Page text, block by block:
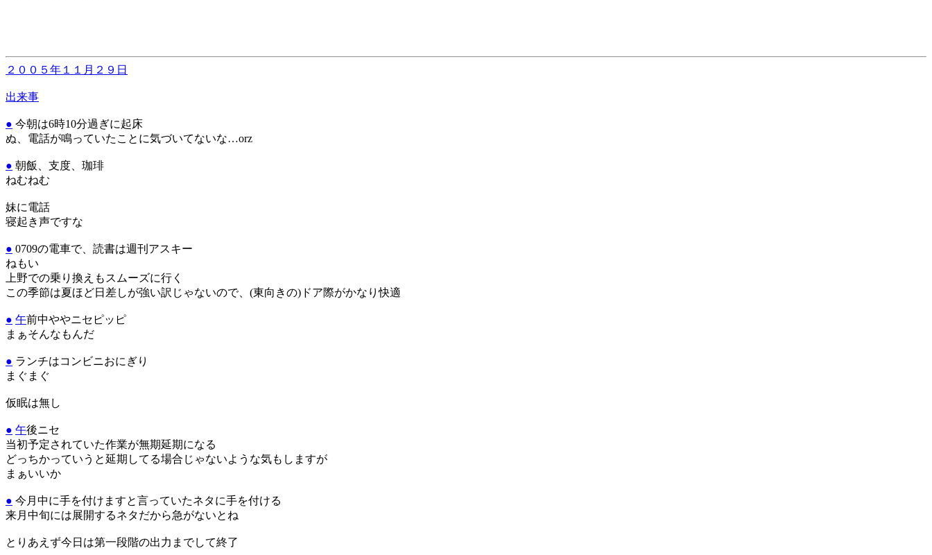
２００５年１１月２９日
出来事
● 今朝は6時10分過ぎに起床
ぬ、電話が鳴っていたことに気づいてないな…orz
● 朝飯、支度、珈琲
ねむねむ
妹に電話
寝起き声ですな
● 0709の電車で、読書は週刊アスキー
ねもい
上野での乗り換えもスムーズに行く
この季節は夏ほど日差しが強い訳じゃないので、(東向きの)ドア際がかなり快適
● 午前中ややニセピッピ
まぁそんなもんだ
● ランチはコンビニおにぎり
まぐまぐ
仮眠は無し
● 午後ニセ
当初予定されていた作業が無期延期になる
どっちかっていうと延期してる場合じゃないような気もしますが
まぁいいか
● 今月中に手を付けますと言っていたネタに手を付ける
来月中旬には展開するネタだから急がないとね
とりあえず今日は第一段階の出力までして終了